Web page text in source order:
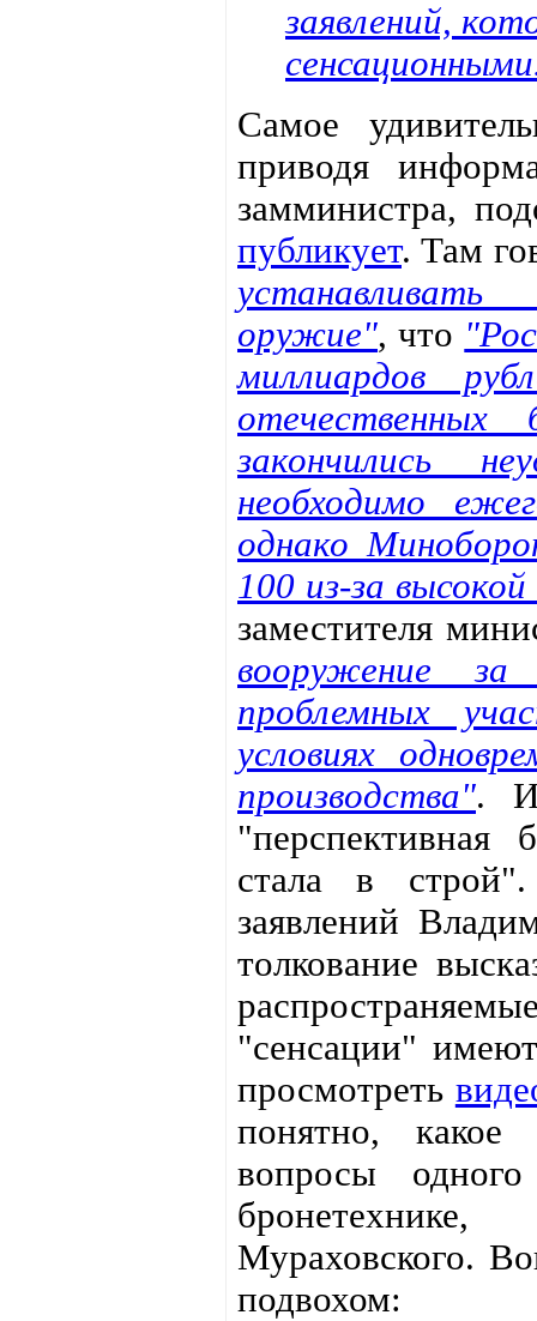
заявлений,
Самое
приводя
замминистра,
публикует. Там
оружие", что
миллиардов
закончились
необходимо
однако
100 из-за
заместителя
вооружение
проблемных
условиях
производства". И
"перспективная
стала в
заявлений
толкование
"сенсации"
просмотреть
понятно,
вопросы
Мураховского.
подвохом: